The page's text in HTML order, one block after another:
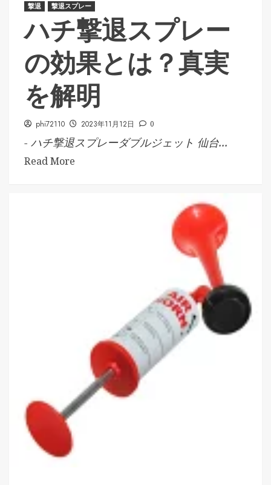
撃退 撃退スプレー
ハチ撃退スプレー
の効果とは？真実
を解明
phi72110 2023年11月12日 0
- ハチ撃退スプレーダブルジェット 仙台...
Read More